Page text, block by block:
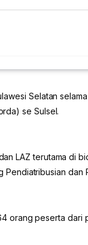
Selatan
se Sulsel.
LAZ terutama di
Pendiatribusian dan
orang peserta dari